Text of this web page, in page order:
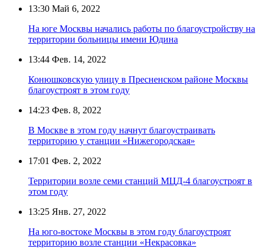
13:30 Май 6, 2022
На юге Москвы начались работы по благоустройству на
территории больницы имени Юдина
13:44 Фев. 14, 2022
Конюшковскую улицу в Пресненском районе Москвы
благоустроят в этом году
14:23 Фев. 8, 2022
В Москве в этом году начнут благоустраивать
территорию у станции «Нижегородская»
17:01 Фев. 2, 2022
Территории возле семи станций МЦД-4 благоустроят в
этом году
13:25 Янв. 27, 2022
На юго-востоке Москвы в этом году благоустроят
территорию возле станции «Некрасовка»